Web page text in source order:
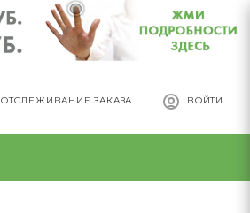
ОТСЛЕЖИВАНИЕ ЗАКАЗА ВОЙТИ